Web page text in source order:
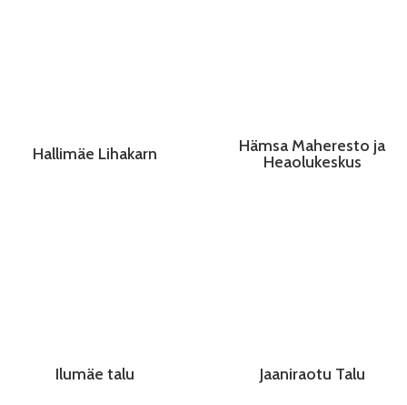
Hallimäe Lihakarn
Hämsa Maheresto ja
Heaolukeskus
Ilumäe talu Jaaniraotu Talu